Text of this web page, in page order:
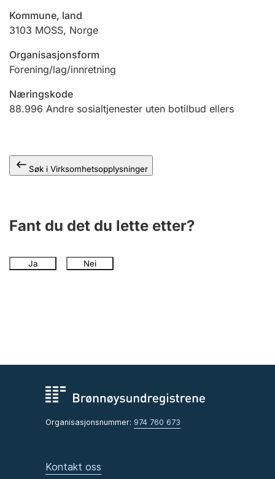
Ektepaktveileder
Offentlig sektor
Kommune, land
3103 MOSS, Norge
Organisasjonsform
Forening/lag/innretning
Næringskode
88.996 Andre sosialtjenester uten botilbud ellers
Søk i Virksomhetsopplysninger
Fant du det du lette etter?
Ja Nei
Organisasjonsnummer: 974 760 673
Kontakt oss